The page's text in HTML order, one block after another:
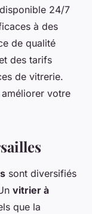
24/7
à des
de qualité
des tarifs
de vitrerie.
votre
sont diversifiés
vitrier à
que la